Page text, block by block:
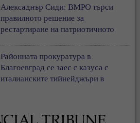
Алексаднър Сиди: ВМРО търси
правилното решение за
рестартиране на патриотичното
Районната прокуратура в
Благоевград се заес с казуса с
италианските тийнейджъри в